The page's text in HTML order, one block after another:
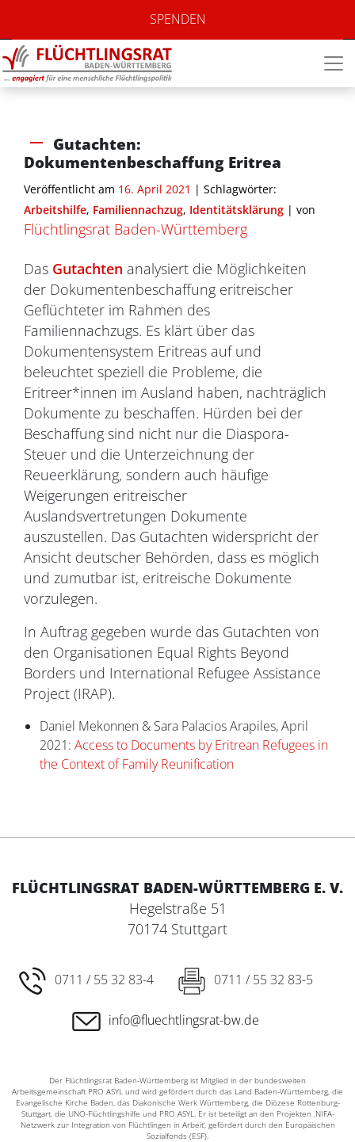
SPENDEN
Gutachten:
Dokumentenbeschaffung Eritrea
Veröffentlicht am 16. April 2021 | Schlagwörter:
Arbeitshilfe, Familiennachzug, Identitätsklärung | von
Flüchtlingsrat Baden-Württemberg
Das Gutachten analysiert die Möglichkeiten
der Dokumentenbeschaffung eritreischer
Geflüchteter im Rahmen des
Familiennachzugs. Es klärt über das
Dokumentensystem Eritreas auf und
beleuchtet speziell die Probleme, die
Eritreer*innen im Ausland haben, nachträglich
Dokumente zu beschaffen. Hürden bei der
Beschaffung sind nicht nur die Diaspora-
Steuer und die Unterzeichnung der
Reueerklärung, sondern auch häufige
Weigerungen eritreischer
Auslandsvertretungen Dokumente
auszustellen. Das Gutachten widerspricht der
Ansicht deutscher Behörden, dass es möglich
und zumutbar ist, eritreische Dokumente
vorzulegen.
In Auftrag gegeben wurde das Gutachten von
den Organisationen Equal Rights Beyond
Borders und International Refugee Assistance
Project (IRAP).
Daniel Mekonnen & Sara Palacios Arapiles, April
2021: Access to Documents by Eritrean Refugees in
the Context of Family Reunification
FLÜCHTLINGSRAT BADEN-WÜRTTEMBERG E. V.
Hegelstraße 51
70174 Stuttgart
0711 / 55 32 83-4 0711 / 55 32 83-5
info@fluechtlingsrat-bw.de
Der Flüchtlingsrat Baden-Württemberg ist Mitglied in der bundesweiten
Arbeitsgemeinschaft PRO ASYL und wird gefördert durch das Land Baden-Württemberg, die
Evangelische Kirche Baden, das Diakonische Werk Württemberg, die Diözese Rottenburg-
Stuttgart, die UNO-Flüchtlingshilfe und PRO ASYL. Er ist beteiligt an den Projekten ‚NIFA-
Netzwerk zur Integration von Flüchtlingen in Arbeit‘, gefördert durch den Europäischen
Sozialfonds (ESF).